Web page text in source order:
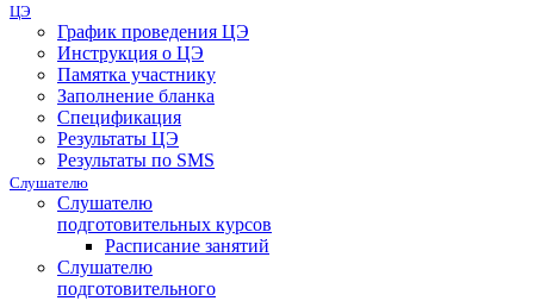
ЦЭ
График проведения ЦЭ
Инструкция о ЦЭ
Памятка участнику
Заполнение бланка
Спецификация
Результаты ЦЭ
Результаты по SMS
Слушателю
Слушателю
подготовительных курсов
Расписание занятий
Слушателю
подготовительного